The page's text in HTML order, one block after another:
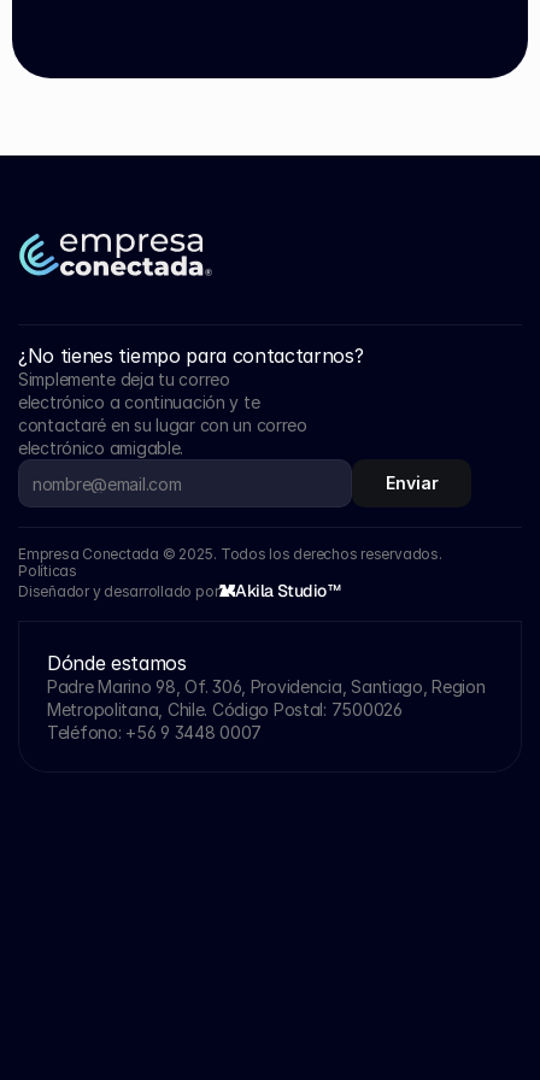
¿No tienes tiempo para contactarnos?
Simplemente deja tu correo
electrónico a continuación y te
contactaré en su lugar con un correo
electrónico amigable.
Enviar
Empresa Conectada © 2025. Todos los derechos reservados.
Políticas
Diseñador y desarrollado por
Akila Studio™
Dónde estamos
Padre Marino 98, Of. 306, Providencia, Santiago, Region
Metropolitana, Chile. Código Postal: 7500026
Teléfono: +56 9 3448 0007